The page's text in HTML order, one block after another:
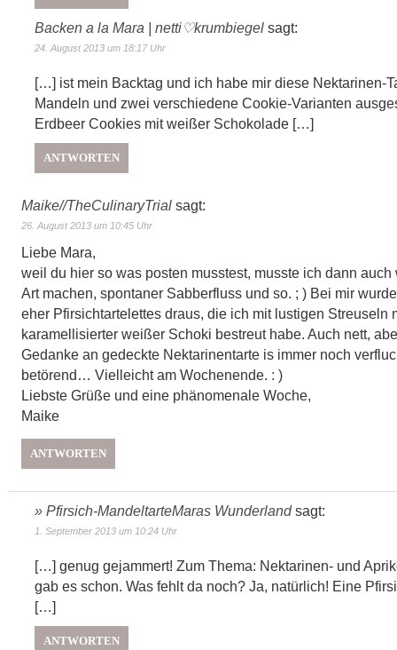
Backen a la Mara | netti♡krumbiegel sagt:
24. August 2013 um 18:17 Uhr
[…] ist mein Backtag und ich habe mir diese Nektarinen-
Mandeln und zwei verschiedene Cookie-Varianten
Erdbeer Cookies mit weißer Schokolade […]
ANTWORTEN
Maike//TheCulinaryTrial sagt:
26. August 2013 um 10:45 Uhr
Liebe Mara,
weil du hier so was posten musstest, musste ich dann auch
Art machen, spontaner Sabberfluss und so. ; ) Bei mir
eher Pfirsichtartelettes draus, die ich mit lustigen Streuseln
karamellisierter weißer Schoki bestreut habe. Auch nett,
Gedanke an gedeckte Nektarinentarte is immer noch
betörend… Vielleicht am Wochenende. : )
Liebste Grüße und eine phänomenale Woche,
Maike
ANTWORTEN
» Pfirsich-MandeltarteMaras Wunderland sagt:
1. September 2013 um 10:24 Uhr
[…] genug gejammert! Zum Thema: Nektarinen- und
gab es schon. Was fehlt da noch? Ja, natürlich! Eine
[…]
ANTWORTEN